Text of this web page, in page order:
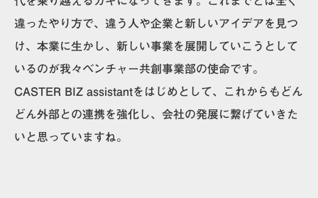
違ったやり方で、違う人や企業と新しいアイデアを見つ
け、本業に生かし、新しい事業を展開していこうとして
いるのが我々ベンチャー共創事業部の使命です。
CASTER BIZ assistantをはじめとして、これからもどん
どん外部との連携を強化し、会社の発展に繋げていきた
いと思っていますね。